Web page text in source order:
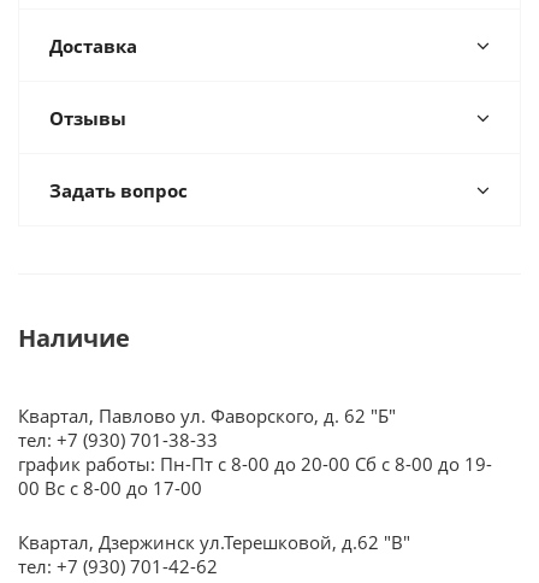
Доставка
Отзывы
Задать вопрос
Наличие
Квартал, Павлово ул. Фаворского, д. 62 "Б"
тел: +7 (930) 701-38-33
график работы: Пн-Пт с 8-00 до 20-00 Сб с 8-00 до 19-
00 Вс с 8-00 до 17-00
Квартал, Дзержинск ул.Терешковой, д.62 "В"
тел: +7 (930) 701-42-62